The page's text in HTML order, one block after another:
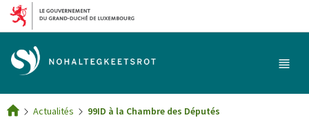
Aller au menu principal
Aller au contenu
Actualités 99ID à la Chambre des Députés